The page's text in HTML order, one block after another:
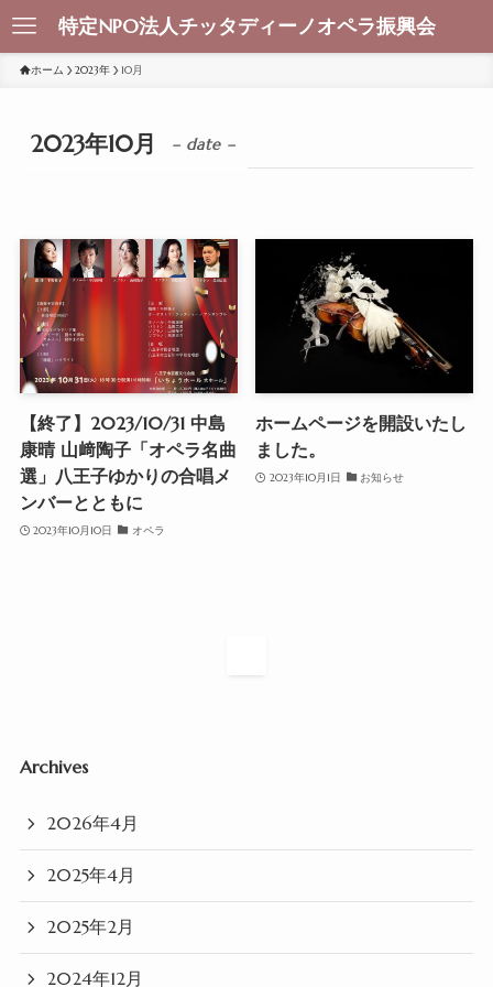
特定NPO法人チッタディーノオペラ振興会
ホーム 2023年 10月
2023年10月 – date –
【終了】2023/10/31 中島
康晴 山﨑陶子「オペラ名曲
選」八王子ゆかりの合唱メ
ンバーとともに
2023年10月10日 オペラ
ホームページを開設いたし
ました。
2023年10月1日 お知らせ
Archives
2026年4月
2025年4月
2025年2月
2024年12月